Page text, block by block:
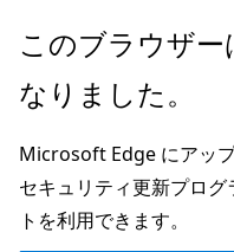
メ
ン
ン
テ
ン
このブラウザー
なりました。
Microsoft Edge にアッ
セキュリティ更新プロ
トを利用できます。